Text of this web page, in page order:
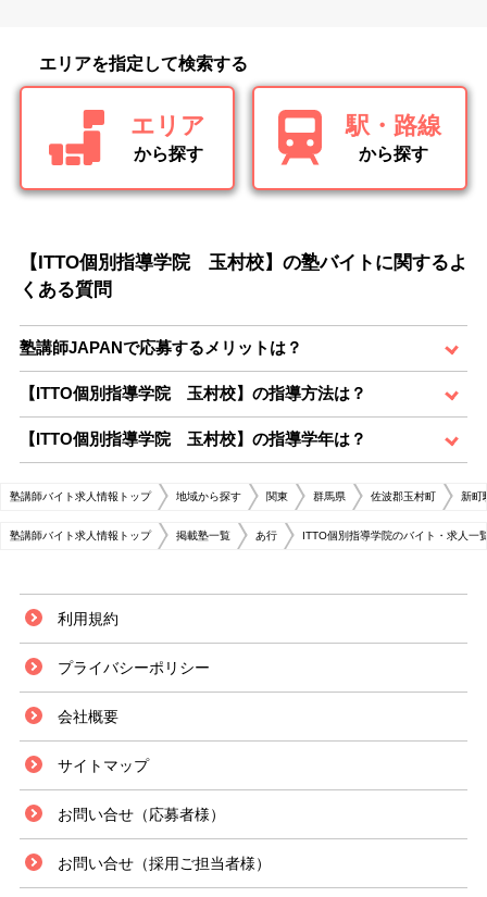
エリアを指定して検索する
エリア
から探す
駅・路線
から探す
【ITTO個別指導学院 玉村校】の塾バイトに関するよ
くある質問
塾講師JAPANで応募するメリットは？
【ITTO個別指導学院 玉村校】の指導方法は？
【ITTO個別指導学院 玉村校】の指導学年は？
塾講師バイト求人情報トップ 地域から探す 関東 群馬県 佐波郡玉村町 新町
塾講師バイト求人情報トップ 掲載塾一覧 あ行 ITTO個別指導学院のバイト・求人一
利用規約
プライバシーポリシー
会社概要
サイトマップ
お問い合せ（応募者様）
お問い合せ（採用ご担当者様）